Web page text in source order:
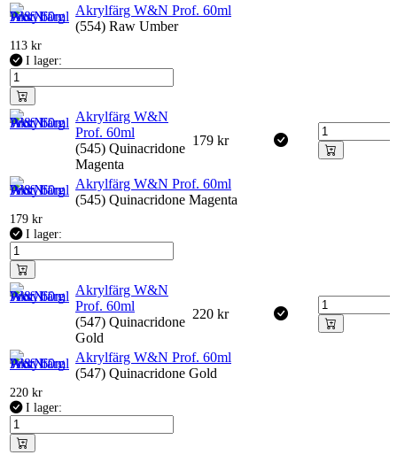
Akrylfärg W&N Prof. 60ml
(554) Raw Umber
113 kr
I lager:
Akrylfärg W&N
Prof. 60ml
(545) Quinacridone
Magenta
179 kr
Akrylfärg W&N Prof. 60ml
(545) Quinacridone Magenta
179 kr
I lager:
Akrylfärg W&N
Prof. 60ml
(547) Quinacridone
Gold
220 kr
Akrylfärg W&N Prof. 60ml
(547) Quinacridone Gold
220 kr
I lager: